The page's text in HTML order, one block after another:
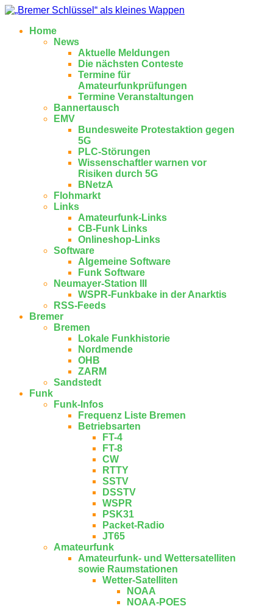
Home
News
Aktuelle Meldungen
Die nächsten Conteste
Termine für
Amateurfunkprüfungen
Termine Veranstaltungen
Bannertausch
EMV
Bundesweite Protestaktion gegen
5G
PLC-Störungen
Wissenschaftler warnen vor
Risiken durch 5G
BNetzA
Flohmarkt
Links
Amateurfunk-Links
CB-Funk Links
Onlineshop-Links
Software
Algemeine Software
Funk Software
Neumayer-Station III
WSPR-Funkbake in der Anarktis
RSS-Feeds
Bremer
Bremen
Lokale Funkhistorie
Nordmende
OHB
ZARM
Sandstedt
Funk
Funk-Infos
Frequenz Liste Bremen
Betriebsarten
FT-4
FT-8
CW
RTTY
SSTV
DSSTV
WSPR
PSK31
Packet-Radio
JT65
Amateurfunk
Amateurfunk- und Wettersatelliten
sowie Raumstationen
Wetter-Satelliten
NOAA
NOAA-POES